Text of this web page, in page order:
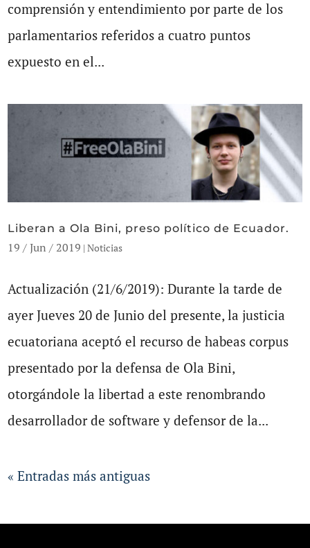
comprensión y entendimiento por parte de los
parlamentarios referidos a cuatro puntos
expuesto en el...
Liberan a Ola Bini, preso político de Ecuador.
19 / Jun / 2019 |Noticias
Actualización (21/6/2019): Durante la tarde de
ayer Jueves 20 de Junio del presente, la justicia
ecuatoriana aceptó el recurso de habeas corpus
presentado por la defensa de Ola Bini,
otorgándole la libertad a este renombrando
desarrollador de software y defensor de la...
« Entradas más antiguas